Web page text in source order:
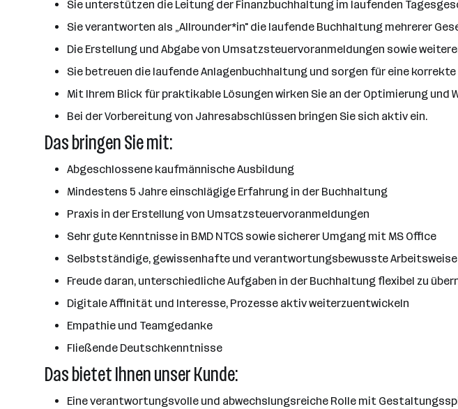
Sie unterstützen die Leitung der Finanzbuchhaltung im laufenden
Sie verantworten als „Allrounder*in" die laufende Buchhaltung mehrerer
Die Erstellung und Abgabe von Umsatzsteuervoranmeldungen sowie
Sie betreuen die laufende Anlagenbuchhaltung und sorgen für eine
Mit Ihrem Blick für praktikable Lösungen wirken Sie an der Optimierung
Bei der Vorbereitung von Jahresabschlüssen bringen Sie sich aktiv ein.
Das bringen Sie mit:
Abgeschlossene kaufmännische Ausbildung
Mindestens 5 Jahre einschlägige Erfahrung in der Buchhaltung
Praxis in der Erstellung von Umsatzsteuervoranmeldungen
Sehr gute Kenntnisse in BMD NTCS sowie sicherer Umgang mit MS Office
Selbstständige, gewissenhafte und verantwortungsbewusste Arbeitsweise
Freude daran, unterschiedliche Aufgaben in der Buchhaltung flexibel zu
Digitale Affinität und Interesse, Prozesse aktiv weiterzuentwickeln
Empathie und Teamgedanke
Fließende Deutschkenntnisse
Das bietet Ihnen unser Kunde:
Eine verantwortungsvolle und abwechslungsreiche Rolle mit